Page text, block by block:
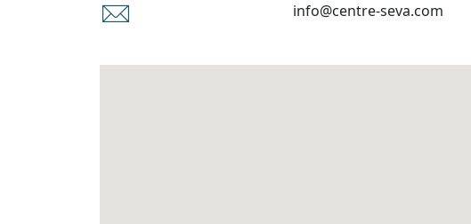
info@centre-seva.com